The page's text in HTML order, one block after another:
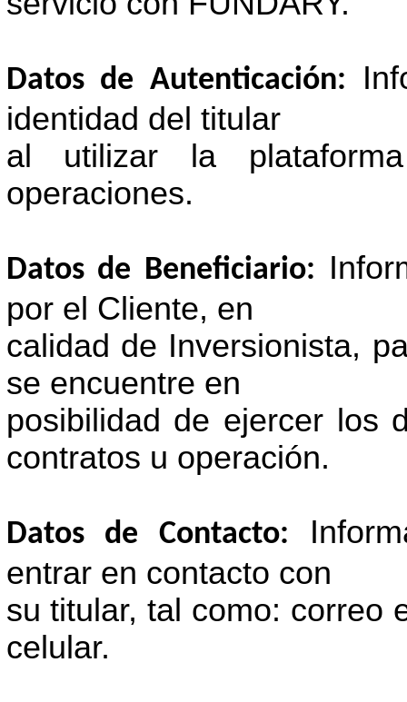
Datos de Autenticación:
identidad del titular
al utilizar la
operaciones.
Datos de Beneficiario:
por el Cliente, en
calidad de Inversionista,
se encuentre en
posibilidad de ejercer los
contratos u operación.
Datos de Contacto:
entrar en contacto con
su titular, tal como: correo
celular.